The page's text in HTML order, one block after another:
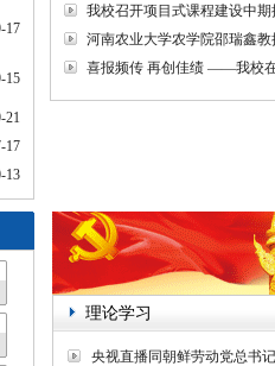
17
15
21
17
13
我校召开项目式课程建设中
河南农业大学农学院邵瑞鑫
喜报频传 再创佳绩 ——我校
理论学习
央视直播同朝鲜劳动党总书记